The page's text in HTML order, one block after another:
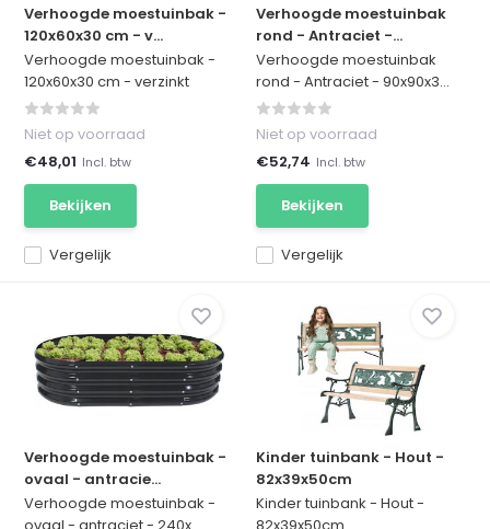
Verhoogde moestuinbak -
120x60x30 cm - v...
Verhoogde moestuinbak -
120x60x30 cm - verzinkt
Vergelijk
Niet op voorraad
€48,01 Incl. btw
Bekijken
Verhoogde moestuinbak
rond - Antraciet -...
Verhoogde moestuinbak
rond - Antraciet - 90x90x3...
Vergelijk
Niet op voorraad
€52,74 Incl. btw
Bekijken
Verhoogde moestuinbak -
ovaal - antracie...
Verhoogde moestuinbak -
Kinder tuinbank - Hout -
82x39x50cm
Kinder tuinbank - Hout -